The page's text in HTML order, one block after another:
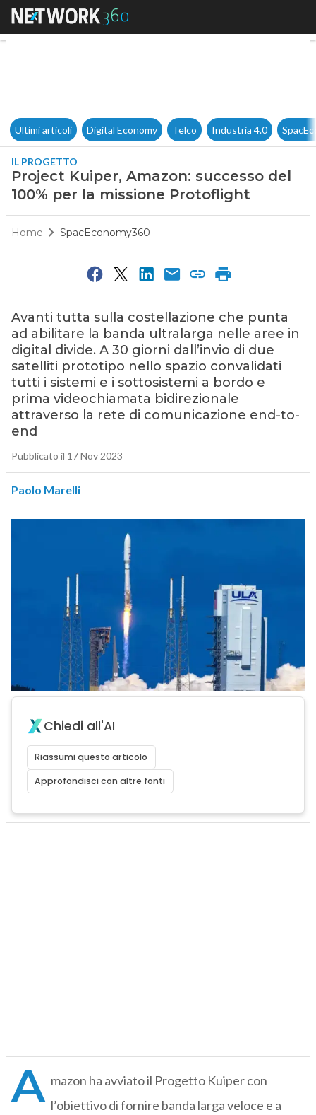
Project Kuiper, Amazon:
Ultimi articoli Digital Economy Telco Industria 4.0
IL PROGETTO
Project Kuiper, Amazon: successo del
100% per la missione Protoflight
Home SpacEconomy360
Avanti tutta sulla costellazione che punta
ad abilitare la banda ultralarga nelle aree in
digital divide. A 30 giorni dall’invio di due
satelliti prototipo nello spazio convalidati
tutti i sistemi e i sottosistemi a bordo e
prima videochiamata bidirezionale
attraverso la rete di comunicazione end-to-
end
Pubblicato il 17 Nov 2023
Paolo Marelli
Chiedi all'AI
Riassumi questo articolo
Approfondisci con altre fonti
A mazon ha avviato il Progetto Kuiper con
l’obiettivo di fornire banda larga veloce e a